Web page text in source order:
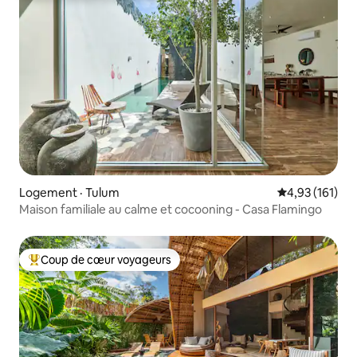
Logement · Tulum Note
4,93 (161)
Maison familiale au calme et cocooning - Casa Flamingo
Coup de cœur voyageurs parmi les plus aimés
Coup de cœur voyageurs